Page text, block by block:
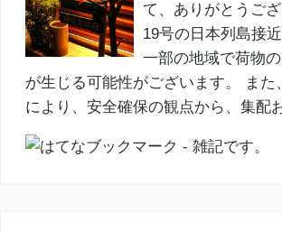
て、ありがとうご
19号の日本列島接
一部の地域で荷物
が生じる可能性がございます。 また
により、安全確保の観点から、集配